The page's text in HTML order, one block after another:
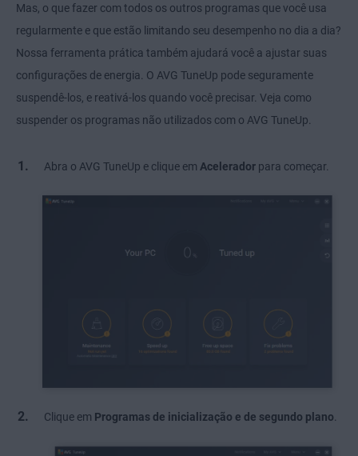
Mas, o que fazer com todos os outros programas que você usa
regularmente e que estão limitando seu desempenho no dia a dia?
Nossa ferramenta prática também ajudará você a ajustar suas
configurações de energia. O AVG TuneUp pode seguramente
suspendê-los, e reativá-los quando você precisar. Veja como
suspender os programas não utilizados com o AVG TuneUp.
Abra o AVG TuneUp e clique em Acelerador para começar.
Clique em Programas de inicialização e de segundo plano.